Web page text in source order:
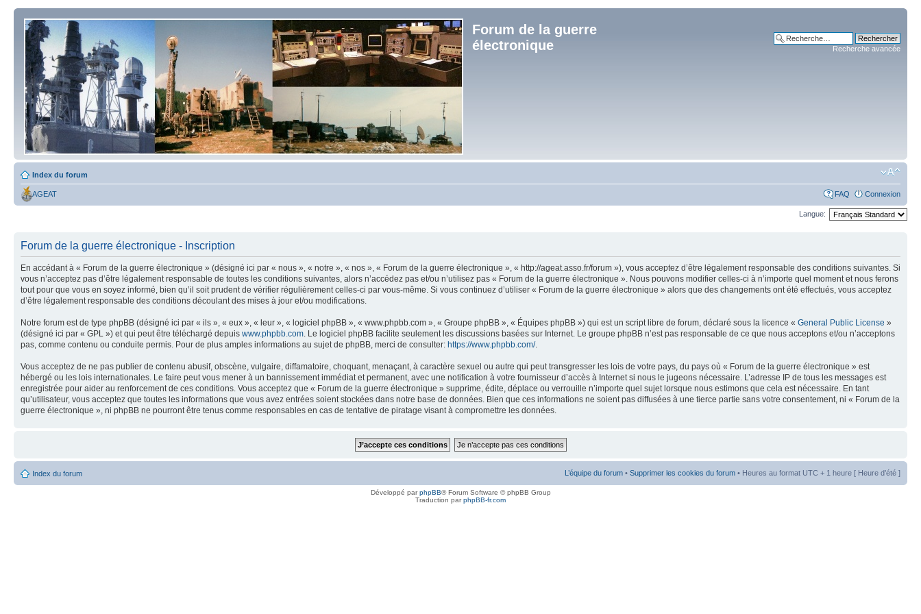
Forum de la guerre
électronique
Recherche avancée
Index du forum
AGEAT FAQ Connexion
Langue:
Forum de la guerre électronique - Inscription
En accédant à « Forum de la guerre électronique » (désigné ici par « nous », « notre », « nos », « Forum de la guerre électronique », « http://ageat.asso.fr/forum »), vous acceptez d’être légalement responsable des conditions suivantes. Si
vous n’acceptez pas d’être légalement responsable de toutes les conditions suivantes, alors n’accédez pas et/ou n’utilisez pas « Forum de la guerre électronique ». Nous pouvons modifier celles-ci à n’importe quel moment et nous ferons
tout pour que vous en soyez informé, bien qu’il soit prudent de vérifier régulièrement celles-ci par vous-même. Si vous continuez d’utiliser « Forum de la guerre électronique » alors que des changements ont été effectués, vous acceptez
d’être légalement responsable des conditions découlant des mises à jour et/ou modifications.
Notre forum est de type phpBB (désigné ici par « ils », « eux », « leur », « logiciel phpBB », « www.phpbb.com », « Groupe phpBB », « Équipes phpBB ») qui est un script libre de forum, déclaré sous la licence « General Public License »
(désigné ici par « GPL ») et qui peut être téléchargé depuis www.phpbb.com . Le logiciel phpBB facilite seulement les discussions basées sur Internet. Le groupe phpBB n’est pas responsable de ce que nous acceptons et/ou n’acceptons
pas, comme contenu ou conduite permis. Pour de plus amples informations au sujet de phpBB, merci de consulter: https://www.phpbb.com/.
Vous acceptez de ne pas publier de contenu abusif, obscène, vulgaire, diffamatoire, choquant, menaçant, à caractère sexuel ou autre qui peut transgresser les lois de votre pays, du pays où « Forum de la guerre électronique » est
hébergé ou les lois internationales. Le faire peut vous mener à un bannissement immédiat et permanent, avec une notification à votre fournisseur d’accès à Internet si nous le jugeons nécessaire. L’adresse IP de tous les messages est
enregistrée pour aider au renforcement de ces conditions. Vous acceptez que « Forum de la guerre électronique » supprime, édite, déplace ou verrouille n’importe quel sujet lorsque nous estimons que cela est nécessaire. En tant
qu’utilisateur, vous acceptez que toutes les informations que vous avez entrées soient stockées dans notre base de données. Bien que ces informations ne soient pas diffusées à une tierce partie sans votre consentement, ni « Forum de la
guerre électronique », ni phpBB ne pourront être tenus comme responsables en cas de tentative de piratage visant à compromettre les données.
Index du forum L’équipe du forum • Supprimer les cookies du forum • Heures au format UTC + 1 heure [ Heure d’été ]
Développé parphpBB® Forum Software © phpBB Group
Traduction parphpBB-fr.com